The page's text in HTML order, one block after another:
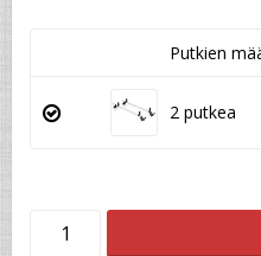
Putkien
2 putkea